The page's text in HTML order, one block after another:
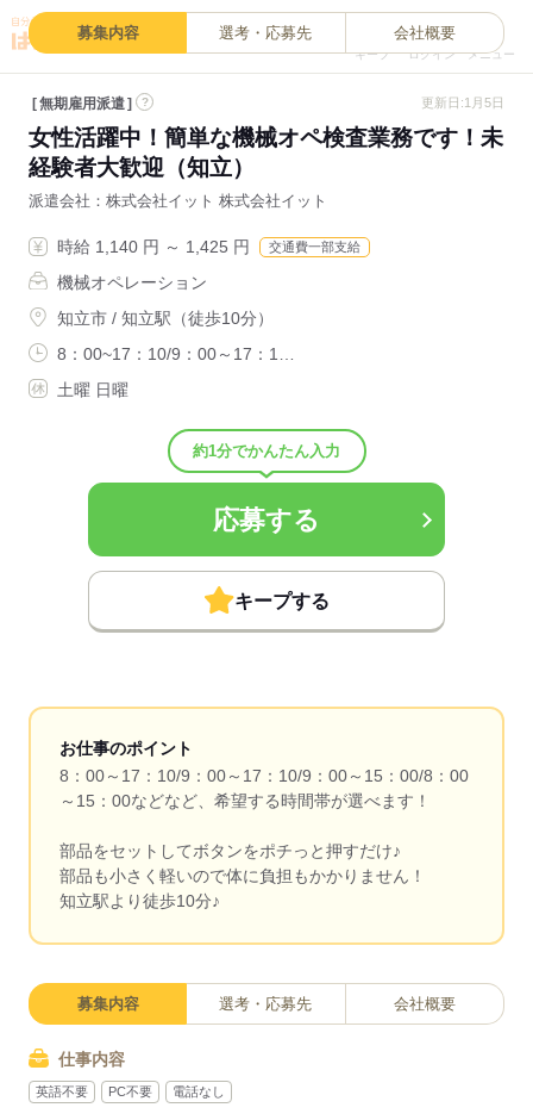
キープ ログイン メニュー
募集内容 選考・応募先 会社概要
無期雇用派遣 ? 更新日:1月5日
女性活躍中！簡単な機械オペ検査業務です！未
経験者大歓迎（知立）
派遣会社 株式会社イット 株式会社イット
時給 1,140 円 ～ 1,425 円 交通費一部支給
機械オペレーション
知立市 / 知立駅（徒歩10分）
8：00~17：10/9：00～17：1…
土曜 日曜
約1分でかんたん入力
応募する
キープする
お仕事のポイント
8：00～17：10/9：00～17：10/9：00～15：00/8：00
～15：00などなど、希望する時間帯が選べます！
部品をセットしてボタンをポチっと押すだけ♪
部品も小さく軽いので体に負担もかかりません！
知立駅より徒歩10分♪
募集内容 選考・応募先 会社概要
仕事内容
英語不要 PC不要 電話なし